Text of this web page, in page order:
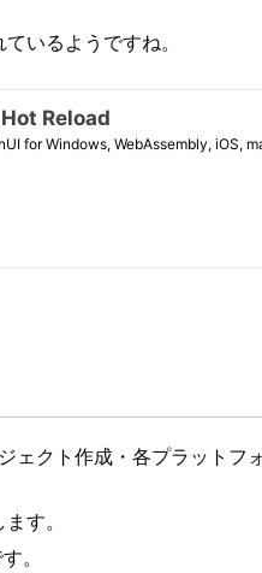
いるようですね。
クト作成・各プラットフ
す。
。